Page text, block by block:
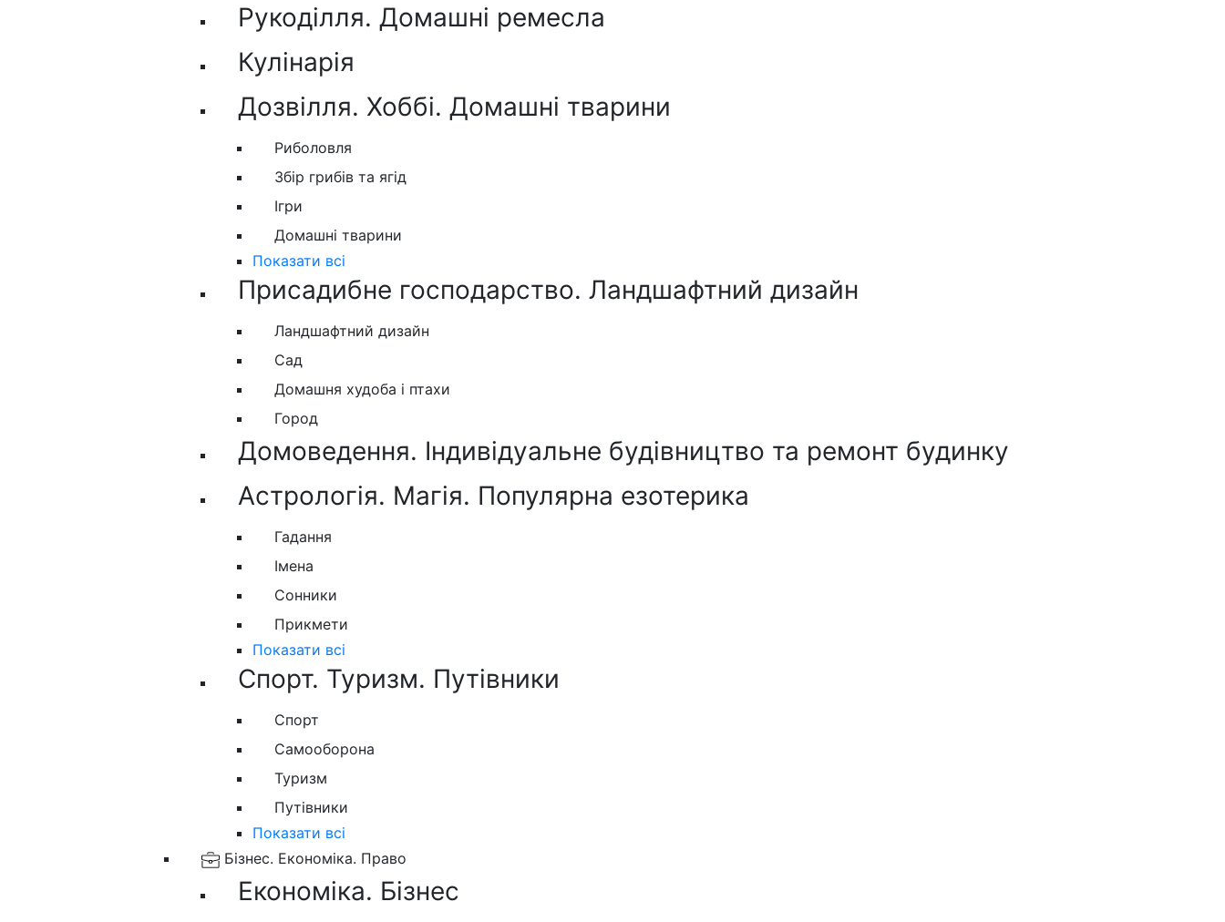
Рукоділля. Домашні ремесла
Кулінарія
Дозвілля. Хоббі. Домашні тварини
Риболовля
Збір грибів та ягід
Ігри
Домашні тварини
Показати всі
Присадибне господарство. Ландшафтний дизайн
Ландшафтний дизайн
Сад
Домашня худоба і птахи
Город
Домоведення. Індивідуальне будівництво та ремонт будинку
Астрологія. Магія. Популярна езотерика
Гадання
Імена
Сонники
Прикмети
Показати всі
Спорт. Туризм. Путівники
Спорт
Самооборона
Туризм
Путівники
Показати всі
Бізнес. Економіка. Право
Економіка. Бізнес